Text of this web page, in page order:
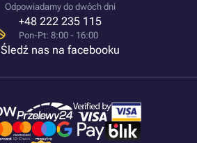
Odpowiadamy do dwóch dni
+48 222 235 115
Pon-Pt: 8:00 - 16:00
Śledź nas na facebooku